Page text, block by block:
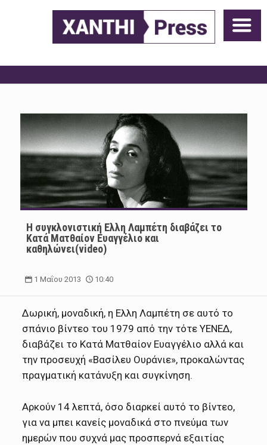
Η συγκλονιστική Ελλη Λαμπέτη διαβάζει το
Κατά Ματθαίον Ευαγγέλιο και
καθηλώνει(video)
1 Μαΐου 2013 10:40
Δωρική, μοναδική, η Ελλη Λαμπέτη σε αυτό το
σπάνιο βίντεο του 1979 από την τότε ΥΕΝΕΔ,
διαβάζει το Κατά Ματθαίον Ευαγγέλιο αλλά και
την προσευχή «Βασίλευ Ουράνιε», προκαλώντας
πραγματική κατάνυξη και συγκίνηση.
Αρκούν 14 λεπτά, όσο διαρκεί αυτό το βίντεο,
για να μπει κανείς μοναδικά στο πνεύμα των
ημερών που συχνά μας προσπερνά εξαιτίας